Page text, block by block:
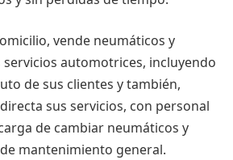
vende neumáticos y
automotrices, incluyendo
de sus clientes y también,
sus servicios, con personal
de cambiar neumáticos y
mantenimiento general.